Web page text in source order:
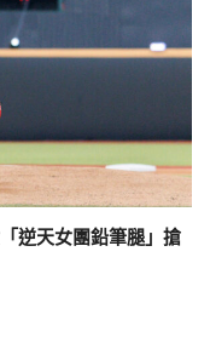
逆天女團鉛筆腿」搶